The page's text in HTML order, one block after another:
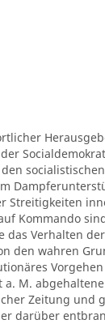
socialistischen
Streitigkeiten
Kommando
das Verhalten
den wahren
M.
Zeitung und
darüber